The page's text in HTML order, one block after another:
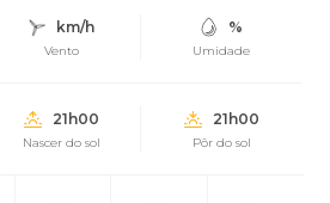
km/h
Vento
%
Umidade
21h00
Nascer do sol
21h00
Pôr do sol